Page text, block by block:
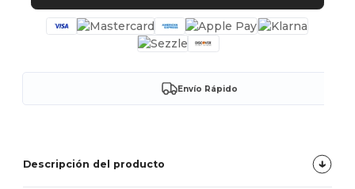
Envío Rápido
Descripción del producto